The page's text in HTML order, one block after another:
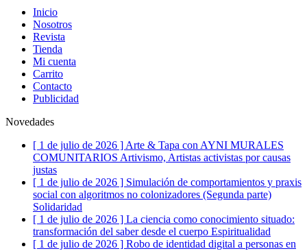
Inicio
Nosotros
Revista
Tienda
Mi cuenta
Carrito
Contacto
Publicidad
Novedades
[ 1 de julio de 2026 ] Arte & Tapa con AYNI MURALES
COMUNITARIOS Artivismo, Artistas activistas por causas
justas
[ 1 de julio de 2026 ] Simulación de comportamientos y praxis
social con algoritmos no colonizadores (Segunda parte)
Solidaridad
[ 1 de julio de 2026 ] La ciencia como conocimiento situado:
transformación del saber desde el cuerpo Espiritualidad
[ 1 de julio de 2026 ] Robo de identidad digital a personas en